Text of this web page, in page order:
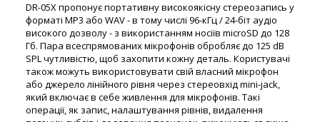
DR-05X пропонує портативну високоякісну стереозапись у
форматі MP3 або WAV - в тому числі 96-кГц / 24-біт аудіо
високого дозволу - з використанням носіїв microSD до 128
Гб. Пара всеспрямованих мікрофонів обробляє до 125 dB
SPL чутливістю, щоб захопити кожну деталь. Користувачі
також можуть використовувати свій власний мікрофон
або джерело лінійного рівня через стереовхід mini-jack,
який включає в себе живлення для мікрофонів. Такі
операції, як запис, налаштування рівнів, видалення